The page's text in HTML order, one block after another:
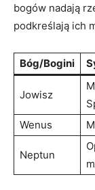
bogów nadają
podkreślają ich
Bóg/Bogini
Jowisz
Wenus
Neptun